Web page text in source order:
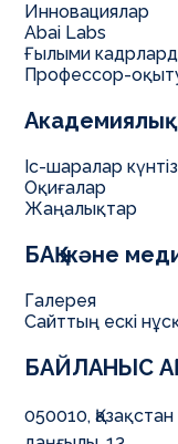
БАЙЛАНЫС
050010,
Инновациялар
Abai Labs
Ғылыми
Профессор-
Академиялық
Іс-шаралар
Оқиғалар
Жаңалықтар
БАҚ және
Галерея
Сайттың ескі